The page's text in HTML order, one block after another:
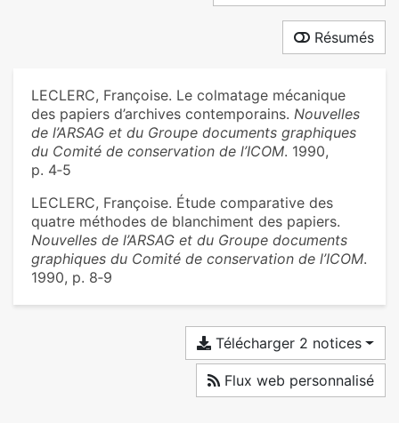
Résumés
LECLERC, Françoise. Le colmatage mécanique
des papiers d’archives contemporains. Nouvelles
de l’ARSAG et du Groupe documents graphiques
du Comité de conservation de l’ICOM. 1990,
p. 4‑5
LECLERC, Françoise. Étude comparative des
quatre méthodes de blanchiment des papiers.
Nouvelles de l’ARSAG et du Groupe documents
graphiques du Comité de conservation de l’ICOM.
1990, p. 8‑9
Télécharger 2 notices
Flux web personnalisé